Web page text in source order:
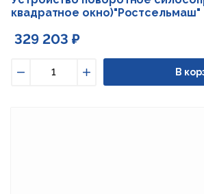
квадратное окно)"Ростсельмаш"
329 203 ₽
Увеличить
В